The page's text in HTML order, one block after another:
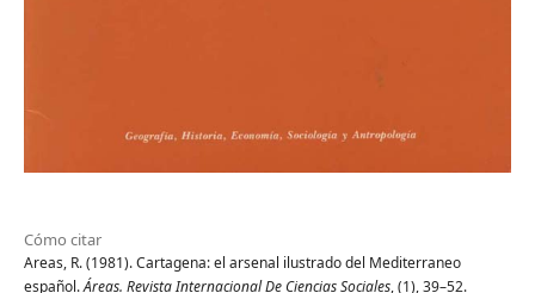
Cómo citar
Areas, R. (1981). Cartagena: el arsenal ilustrado del Mediterraneo
español.Áreas. Revista Internacional De Ciencias Sociales, (1), 39–52.